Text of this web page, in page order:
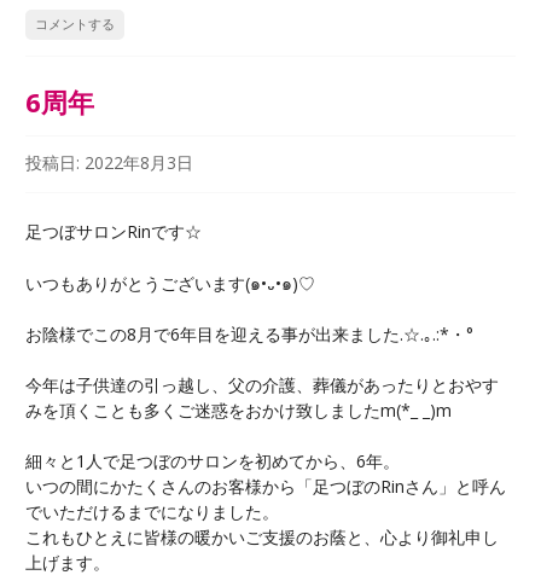
コメントする
6周年
投稿日: 2022年8月3日
足つぼサロンRinです☆
いつもありがとうございます(๑•᎑•๑)♡
お陰様でこの8月で6年目を迎える事が出来ました.☆.｡.:*・°
今年は子供達の引っ越し、父の介護、葬儀があったりとおやす
みを頂くことも多くご迷惑をおかけ致しましたm(*_ _)m
細々と1人で足つぼのサロンを初めてから、6年。
いつの間にかたくさんのお客様から「足つぼのRinさん」と呼ん
でいただけるまでになりました。
これもひとえに皆様の暖かいご支援のお蔭と、心より御礼申し
上げます。